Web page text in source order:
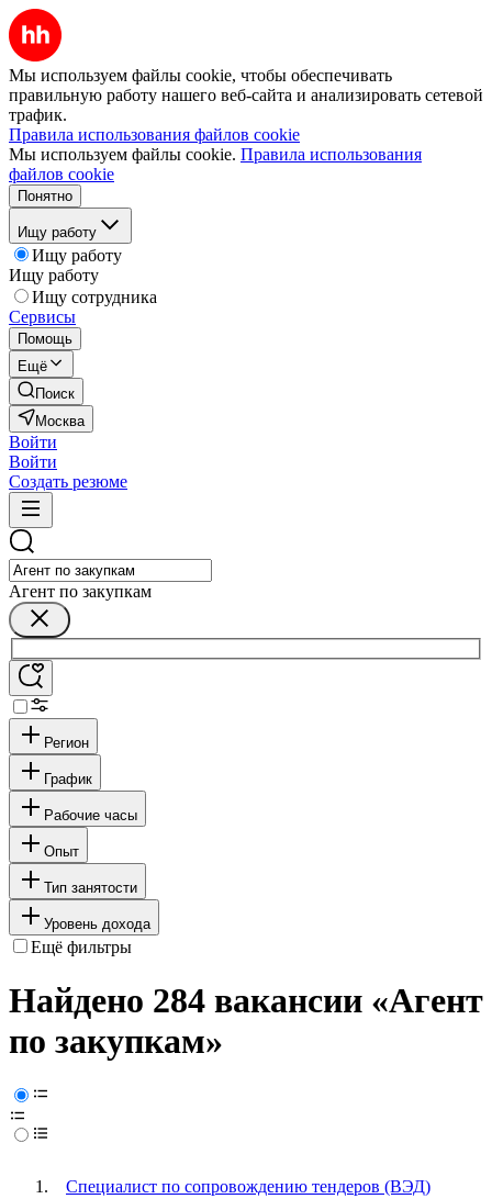
Мы используем файлы cookie, чтобы обеспечивать
правильную работу нашего веб-сайта и анализировать сетевой
трафик.
Правила использования файлов cookie
Мы используем файлы cookie. Правила использования
файлов cookie
Понятно
Ищу работу
Ищу работу
Ищу работу
Ищу сотрудника
Сервисы
Помощь
Ещё
Поиск
Москва
Войти
Войти
Создать резюме
Агент по закупкам
Регион
График
Рабочие часы
Опыт
Тип занятости
Уровень дохода
Ещё фильтры
Найдено 284 вакансии «Агент
по закупкам»
Специалист по сопровождению тендеров (ВЭД)